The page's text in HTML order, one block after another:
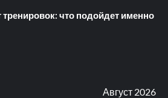
что подойдет именно
Август 2026